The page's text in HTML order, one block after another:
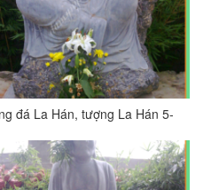
đá La Hán, tượng La Hán 5-